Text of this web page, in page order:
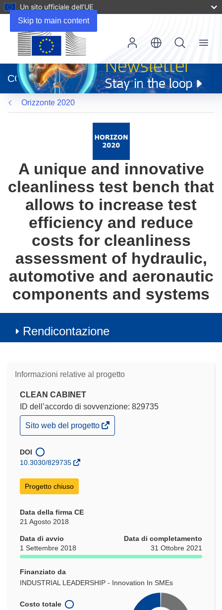
Skip to main content
Un sito ufficiale dell’UE
apre
in
una
nuova
finestra)
CORDIS
Menu
Orizzonte 2020
A unique and innovative
cleanliness test bench that
allows to increase test
efficiency and reduce
costs for cleanliness
assessment of hydraulic,
automotive and aeronautic
components and systems
Rendicontazione
Informazioni relative al progetto
CLEAN CABINET
ID dell’accordo di sovvenzione: 829735
(si
apre
una
nuova
Sito web del progetto
DOI
10.3030/829735
Progetto chiuso
Data della firma CE
21 Agosto 2018
Data di avvio
1 Settembre 2018
Data di completamento
31 Ottobre 2021
Finanziato da
INDUSTRIAL LEADERSHIP - Innovation In SMEs
Costo totale